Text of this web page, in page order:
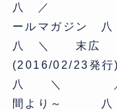
八 ／ ＼土佐
ールマガジン 八
八 ＼ 末広
(2016/02/23
八 ＼ ／ ～
間より～ 八